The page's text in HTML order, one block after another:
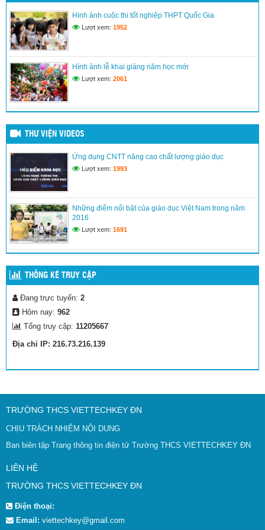
(24/03/2017)
Kế hoạch đổi mới giáo dục nâng cao chất lượng dạy và học
(24/03/2017)
Hình ảnh cuộc thi tốt nghiệp THPT Quốc Gia
Lượt xem: 1952
Hình ảnh lễ khai giảng năm học mới
Lượt xem: 2061
THƯ VIỆN VIDEOS
Ứng dụng CNTT nâng cao chất lượng giáo dục
Lượt xem: 1993
Những điểm nổi bật của giáo dục Việt Nam trong năm
2016
Lượt xem: 1691
THỐNG KÊ TRUY CẬP
Đang trực tuyến: 2
Hôm nay: 962
Tổng truy cập: 11205667
Địa chỉ IP: 216.73.216.139
TRƯỜNG THCS VIETTECHKEY ĐN
CHỊU TRÁCH NHIỆM NỘI DUNG
Ban biên tập Trang thông tin điện tử Trường THCS VIETTECHKEY ĐN
LIÊN HỆ
TRƯỜNG THCS VIETTECHKEY ĐN
Điện thoại:
Email:viettechkey@gmail.com